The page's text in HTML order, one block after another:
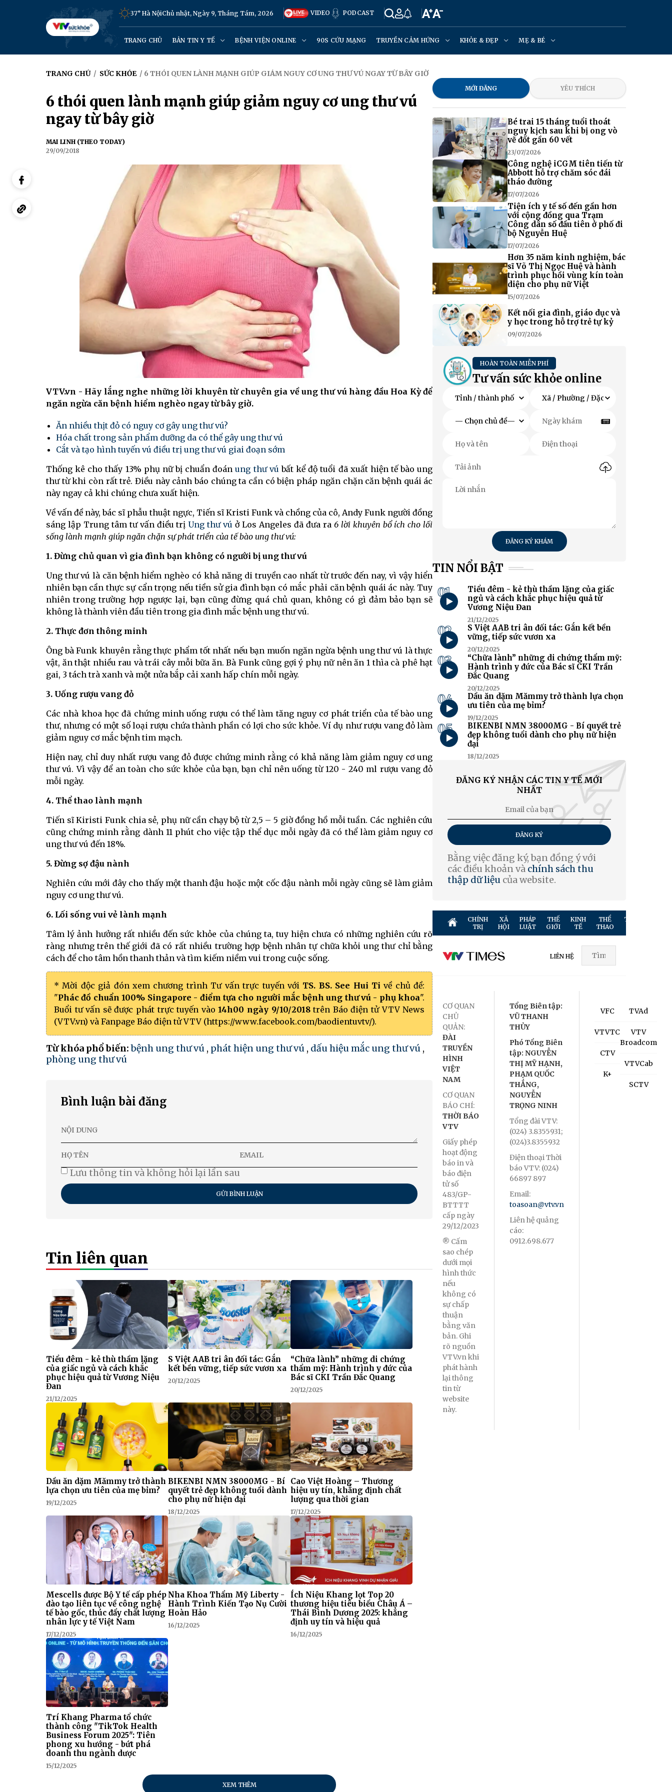
37° Hà NộiChủ nhật, Ngày 9, Tháng Tám, 2026 VIDEO PODCAST
TRANG CHỦ BẢN TIN Y TẾ BỆNH VIỆN ONLINE 90S CỨU MẠNG TRUYỀN CẢM HỨNG KHỎE & ĐẸP MẸ & BÉ
TRANG CHỦ / SỨC KHỎE / 6 THÓI QUEN LÀNH MẠNH GIÚP GIẢM NGUY CƠ UNG THƯ VÚ NGAY TỪ BÂY GIỜ
6 thói quen lành mạnh giúp giảm nguy cơ ung thư vú
ngay từ bây giờ
MAI LINH (THEO TODAY)
29/09/2018
VTV.vn - Hãy lắng nghe những lời khuyên từ chuyên gia về ung thư vú hàng đầu Hoa Kỳ để
ngăn ngừa căn bệnh hiểm nghèo ngay từ bây giờ.
Ăn nhiều thịt đỏ có nguy cơ gây ung thư vú?
Hóa chất trong sản phẩm dưỡng da có thể gây ung thư vú
Cắt và tạo hình tuyến vú điều trị ung thư vú giai đoạn sớm
Thống kê cho thấy 13% phụ nữ bị chuẩn đoánung thư vú bất kể độ tuổi đã xuất hiện tế bào ung
thư từ khi còn rất trẻ. Điều này cảnh báo chúng ta cần có biện pháp ngăn chặn căn bệnh quái ác
này ngay cả khi chúng chưa xuất hiện.
Về vấn đề này, bác sĩ phẫu thuật ngực, Tiến sĩ Kristi Funk và chồng của cô, Andy Funk người đồng
sáng lập Trung tâm tư vấn điều trịUng thư vú ở Los Angeles đã đưa ra6 lời khuyên bổ ích cho lối
sống lành mạnh giúp ngăn chặn sự phát triển của tế bào ung thư vú:
1. Đừng chủ quan vì gia đình bạn không có người bị ung thư vú
Ung thư vú là căn bệnh hiểm nghèo có khả năng di truyền cao nhất từ trước đến nay, vì vậy hiển
nhiên bạn cần thực sự cẩn trọng nếu tiền sử gia đình bạn có mắc phải căn bệnh quái ác này. Tuy
nhiên trong trường hợp ngược lại, bạn cũng đừng quá chủ quan, không có gì đảm bảo bạn sẽ
không là thành viên đầu tiên trong gia đình mắc bệnh ung thư vú.
2. Thực đơn thông minh
Ông bà Funk khuyên rằng thực phẩm tốt nhất nếu bạn muốn ngăn ngừa bệnh ung thư vú là thực
vật, ăn thật nhiều rau và trái cây mỗi bữa ăn. Bà Funk cũng gợi ý phụ nữ nên ăn 1 thìa cà phê hạt
gai, 3 tách trà xanh và một nửa bắp cải xanh hấp chín mỗi ngày.
3. Uống rượu vang đỏ
Các nhà khoa học đã chứng minh uống rượu có thể làm tăng nguy cơ phát triển của tế bào ung
thư, nhưng có một số loại rượu chứa thành phần có lợi cho sức khỏe. Ví dụ như rượu vang đỏ làm
giảm nguy cơ mắc bệnh tim mạch.
Hiện nay, chỉ duy nhất rượu vang đỏ được chứng minh rằng có khả năng làm giảm nguy cơ ung
thư vú. Vì vậy để an toàn cho sức khỏe của bạn, bạn chỉ nên uống từ 120 - 240 ml rượu vang đỏ
mỗi ngày.
4. Thể thao lành mạnh
Tiến sĩ Kiristi Funk chia sẻ, phụ nữ cần chạy bộ từ 2,5 – 5 giờ đồng hồ mỗi tuần. Các nghiên cứu
cũng chứng minh rằng dành 11 phút cho việc tập thể dục mỗi ngày đã có thể làm giảm nguy cơ
ung thư vú đến 18%.
5. Đừng sợ đậu nành
Nghiên cứu mới đây cho thấy một thanh đậu hoặc một cốc đậu nành mỗi ngày cũng sẽ làm giảm
nguy cơ ung thư vú.
6. Lối sống vui vẻ lành mạnh
Tâm lý ảnh hưởng rất nhiều đến sức khỏe của chúng ta, tuy hiện chưa có những nghiên cứu rõ
ràng nhưng trên thế giới đã có rất nhiều trường hợp bệnh nhân tự chữa khỏi ung thư chỉ bằng
cách để cho tâm hồn thanh thản và tìm kiếm niềm vui trong cuộc sống.
* Mời độc giả đón xem chương trình Tư vấn trực tuyến với TS. BS. See Hui Ti về chủ đề:
"Phác đồ chuẩn 100% Singapore - điểm tựa cho người mắc bệnh ung thư vú - phụ khoa".
Buổi tư vấn sẽ được phát trực tuyến vào14h00 ngày 9/10/2018trên Báo điện tử VTV News
(VTV.vn) và Fanpage Báo điện tử VTV (https://www.facebook.com/baodientuvtv/).
Từ khóa phổ biến:bệnh ung thư vú , phát hiện ung thư vú , dấu hiệu mắc ung thư vú ,
phòng ung thư vú
Bình luận bài đăng
Lưu thông tin và không hỏi lại lần sau
GỬI BÌNH LUẬN
Tin liên quan
Tiểu đêm - kẻ thù thầm lặng
của giấc ngủ và cách khắc
phục hiệu quả từ Vương Niệu
Đan
21/12/2025
S Việt AAB tri ân đối tác: Gắn
kết bền vững, tiếp sức vươn xa
20/12/2025
“Chữa lành” những di chứng
thẩm mỹ: Hành trình y đức của
Bác sĩ CKI Trần Đắc Quang
20/12/2025
Dầu ăn dặm Mămmy trở thành
lựa chọn ưu tiên của mẹ bỉm?
19/12/2025
BIKENBI NMN 38000MG - Bí
quyết trẻ đẹp không tuổi dành
cho phụ nữ hiện đại
18/12/2025
Cao Việt Hoàng – Thương
hiệu uy tín, khẳng định chất
lượng qua thời gian
17/12/2025
Mescells được Bộ Y tế cấp phép
đào tạo liên tục về công nghệ
tế bào gốc, thúc đẩy chất lượng
nhân lực y tế Việt Nam
17/12/2025
Nha Khoa Thẩm Mỹ Liberty -
Hành Trình Kiến Tạo Nụ Cười
Hoàn Hảo
16/12/2025
Ích Niệu Khang lọt Top 20
thương hiệu tiêu biểu Châu Á –
Thái Bình Dương 2025: khẳng
định uy tín và hiệu quả
16/12/2025
Trí Khang Pharma tổ chức
thành công "TikTok Health
Business Forum 2025": Tiên
phong xu hướng - bứt phá
doanh thu ngành dược
15/12/2025
XEM THÊM
MỚI ĐĂNG YÊU THÍCH
Bé trai 15 tháng tuổi thoát
nguy kịch sau khi bị ong vò
vẽ đốt gần 60 vết
23/07/2026
Công nghệ iCGM tiên tiến từ
Abbott hỗ trợ chăm sóc đái
tháo đường
17/07/2026
Tiện ích y tế số đến gần hơn
với cộng đồng qua Trạm
Công dân số đầu tiên ở phố đi
bộ Nguyễn Huệ
17/07/2026
Hơn 35 năm kinh nghiệm, bác
sĩ Võ Thị Ngọc Huệ và hành
trình phục hồi vùng kín toàn
diện cho phụ nữ Việt
15/07/2026
Kết nối gia đình, giáo dục và
y học trong hỗ trợ trẻ tự kỷ
09/07/2026
HOÀN TOÀN MIỄN PHÍ
Tư vấn sức khỏe online
ĐĂNG KÝ KHÁM
TIN NỔI BẬT
01
Tiểu đêm - kẻ thù thầm lặng của giấc
ngủ và cách khắc phục hiệu quả từ
Vương Niệu Đan
21/12/2025
02
S Việt AAB tri ân đối tác: Gắn kết bền
vững, tiếp sức vươn xa
20/12/2025
03
“Chữa lành” những di chứng thẩm mỹ:
Hành trình y đức của Bác sĩ CKI Trần
Đắc Quang
20/12/2025
04
Dầu ăn dặm Mămmy trở thành lựa chọn
ưu tiên của mẹ bỉm?
19/12/2025
05
BIKENBI NMN 38000MG - Bí quyết trẻ
đẹp không tuổi dành cho phụ nữ hiện
đại
18/12/2025
ĐĂNG KÝ NHẬN CÁC TIN Y TẾ MỚI
NHẤT
ĐĂNG KÝ
Bằng việc đăng ký, bạn đồng ý với
các điều khoản và chính sách thu
thập dữ liệu của website.
CHÍNH
TRỊ
XÃ
HỘI
PHÁP
LUẬT
THẾ
GIỚI
KINH
TẾ
THỂ
THAO
TRUYỀN
LIÊN HỆ
CƠ QUAN
CHỦ
QUẢN:
ĐÀI
TRUYỀN
HÌNH
VIỆT
NAM
CƠ QUAN
BÁO CHÍ:
THỜI BÁO
VTV
Giấy phép
hoạt động
báo in và
báo điện
tử số
483/GP-
BTTTT
cấp ngày
29/12/2023
® Cấm
sao chép
dưới mọi
hình thức
nếu
không có
sự chấp
thuận
bằng văn
bản. Ghi
rõ nguồn
VTV.vn khi
phát hành
lại thông
tin từ
website
này.
Tổng Biên tập:
VŨ THANH
THỦY
Phó Tổng Biên
tập: NGUYỄN
THỊ MỸ HẠNH,
PHẠM QUỐC
THẮNG,
NGUYỄN
TRỌNG NINH
Tổng đài VTV:
(024) 3.8355931;
(024)3.8355932
Điện thoại Thời
báo VTV: (024)
66897 897
Email:
toasoan@vtv.vn
Liên hệ quảng
cáo:
0912.698.677
VFC
VTVTC
CTV
K+
TVAd
VTV
Broadcom
VTVCab
SCTV